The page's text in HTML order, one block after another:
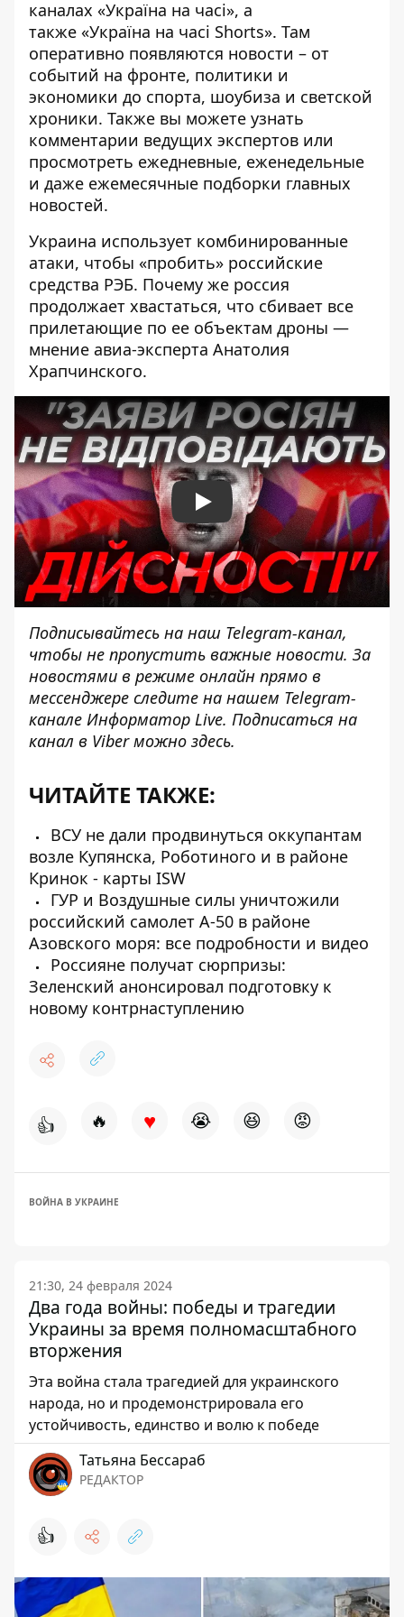
каналах «Україна на часі», а
также «Україна на часі Shorts». Там
оперативно появляются новости – от
событий на фронте, политики и
экономики до спорта, шоубиза и светской
хроники. Также вы можете узнать
комментарии ведущих экспертов или
просмотреть ежедневные, еженедельные
и даже ежемесячные подборки главных
новостей.
Украина использует комбинированные
атаки, чтобы «пробить» российские
средства РЭБ. Почему же россия
продолжает хвастаться, что сбивает все
прилетающие по ее объектам дроны —
мнение авиа-эксперта Анатолия
Храпчинского.
Play
Подписывайтесь на наш Telegram-канал,
чтобы не пропустить важные новости. За
новостями в режиме онлайн прямо в
мессенджере следите на нашем Telegram-
канале Информатор Live. Подписаться на
канал в Viber можно здесь.
ЧИТАЙТЕ ТАКЖЕ:
ВСУ не дали продвинуться оккупантам
возле Купянска, Роботиного и в районе
Кринок - карты ISW
ГУР и Воздушные силы уничтожили
российский самолет А-50 в районе
Азовского моря: все подробности и видео
Россияне получат сюрпризы:
Зеленский анонсировал подготовку к
новому контрнаступлению
👍 🔥 ♥ 😭 😆 😡
ВОЙНА В УКРАИНЕ
21:30, 24 февраля 2024
Два года войны: победы и трагедии
Украины за время полномасштабного
вторжения
Эта война стала трагедией для украинского
народа, но и продемонстрировала его
устойчивость, единство и волю к победе
Татьяна Бессараб
РЕДАКТОР
👍